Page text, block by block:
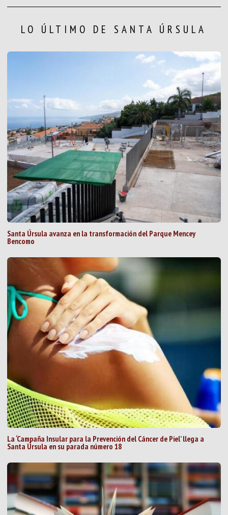
LO ÚLTIMO DE SANTA ÚRSULA
Santa Úrsula avanza en la transformación del Parque Mencey
Bencomo
La ‘Campaña Insular para la Prevención del Cáncer de Piel’ llega a
Santa Úrsula en su parada número 18